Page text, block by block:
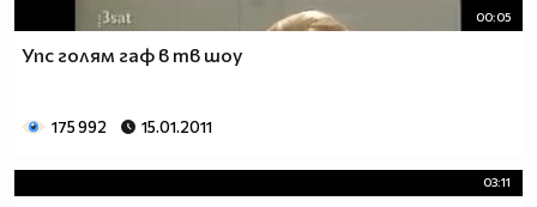
00:05
Упс голям гаф в тв шоу
175 992 15.01.2011
03:11